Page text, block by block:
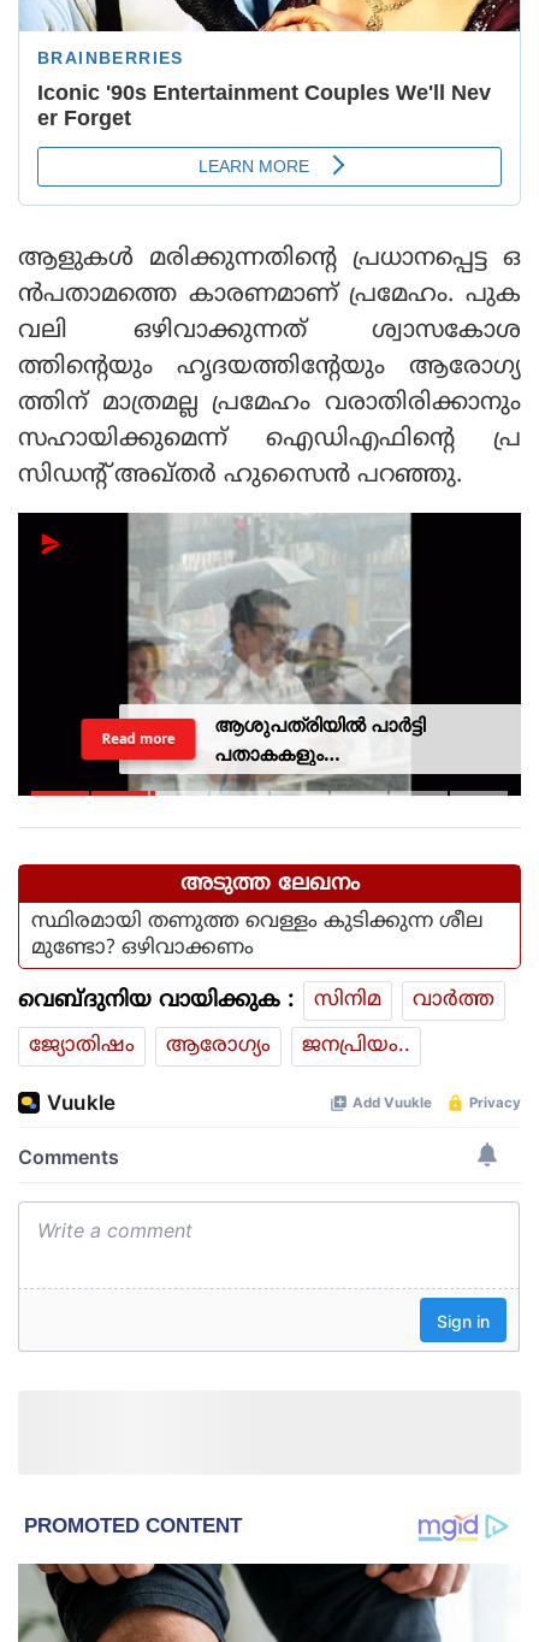
ആളുകള്‍ മരിക്കുന്നതിന്റെ പ്രധാനപ്പെട്ട ഒ
ന്‍പതാമത്തെ കാരണമാണ് പ്രമേഹം. പുക
വലി ഒഴിവാക്കുന്നത് ശ്വാസകോശ
ത്തിന്റെയും ഹൃദയത്തിന്റേയും ആരോഗ്യ
ത്തിന് മാത്രമല്ല പ്രമേഹം വരാതിരിക്കാനും
സഹായിക്കുമെന്ന് ഐഡിഎഫിന്റെ പ്ര
സിഡന്റ് അഖ്തര്‍ ഹുസൈന്‍ പറഞ്ഞു.
ആശുപത്രിയില്‍ പാര്‍ട്ടി
പതാകകളും
മുദ്രാവാക്യങ്ങളുമായി മന്ത്രി
വിമര്‍ശനം
Read more
അടുത്ത ലേഖനം
സ്ഥിരമായി തണുത്ത വെള്ളം കുടിക്കുന്ന ശീല
മുണ്ടോ? ഒഴിവാക്കണം
വെബ്ദുനിയ വായിക്കുക : സിനിമ
വാര്‍ത്ത
ജ്യോതിഷം
ആരോഗ്യം ജനപ്രിയം..